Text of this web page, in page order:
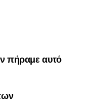
πήραμε αυτό